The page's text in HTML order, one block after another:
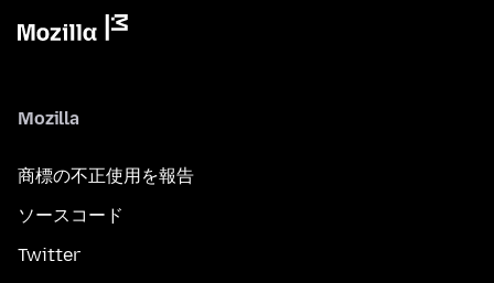
Mozilla
商標の不正使用を報告
ソースコード
Twitter